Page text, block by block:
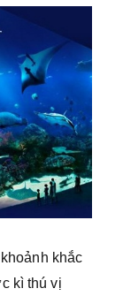
khắc
kì thú vị